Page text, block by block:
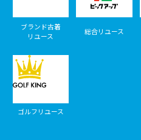
ブランド古着
リユース
総合リユース
ゴルフリユース